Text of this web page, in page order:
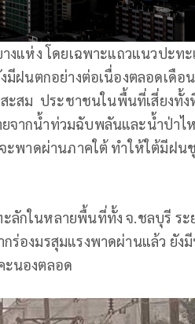
แห่ง โดยเฉพาะแถวแนวปะท
ฝนตกอย่างต่อเนื่องตลอดเดือ
ม ประชาชนในพื้นที่เสี่ยงทั้งที่
จากน้ำท่วมฉับพลันและน้ำป่าไ
ะพาดผ่านภาคใต้ ทำให้ใต้มีฝน
กในหลายพื้นที่ทั้ง จ.ชลบุรี ระ
ร่องมรสุมแรงพาดผ่านแล้ว ยัง
ะนองตลอด